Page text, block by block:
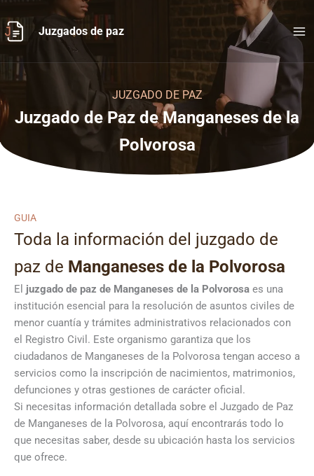
al
contenido
Juzgados de paz
JUZGADO DE PAZ
Juzgado de Paz de Manganeses de la
Polvorosa
GUIA
Toda la información del juzgado de
paz de Manganeses de la Polvorosa
El juzgado de paz de Manganeses de la Polvorosa es una
institución esencial para la resolución de asuntos civiles de
menor cuantía y trámites administrativos relacionados con
el Registro Civil. Este organismo garantiza que los
ciudadanos de Manganeses de la Polvorosa tengan acceso a
servicios como la inscripción de nacimientos, matrimonios,
defunciones y otras gestiones de carácter oficial.
Si necesitas información detallada sobre el Juzgado de Paz
de Manganeses de la Polvorosa, aquí encontrarás todo lo
que necesitas saber, desde su ubicación hasta los servicios
que ofrece.